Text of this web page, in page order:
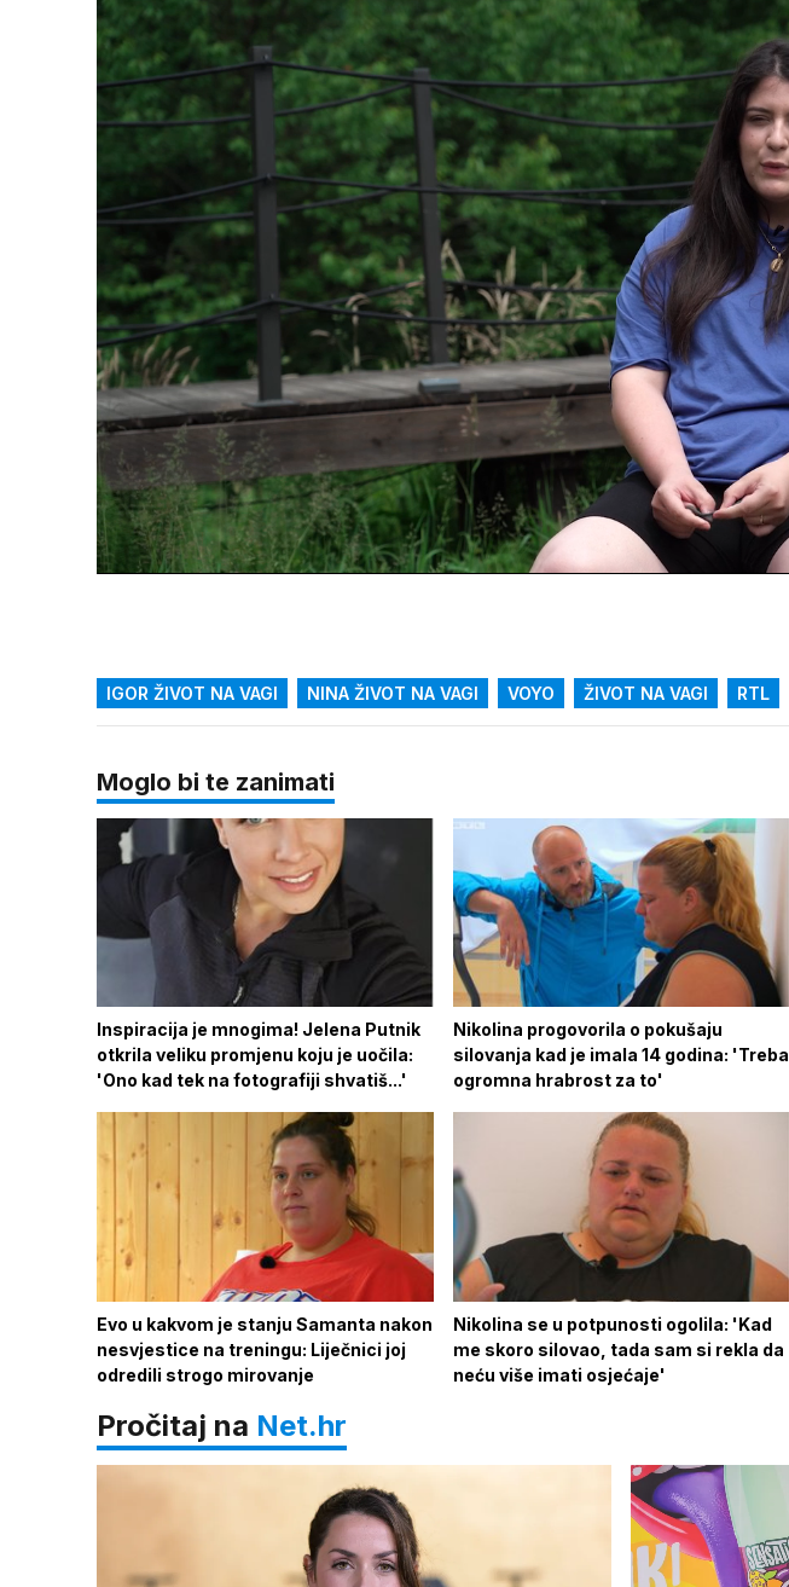
Upali
zvuk
/
Loaded :
74.72%
IGOR ŽIVOT NA VAGI NINA ŽIVOT NA VAGI VOYO ŽIVOT NA VAGI RTL
Moglo bi te zanimati
Inspiracija je mnogima! Jelena Putnik
otkrila veliku promjenu koju je uočila:
'Ono kad tek na fotografiji shvatiš...'
Nikolina progovorila o pokušaju
silovanja kad je imala 14 godina: 'Treba
ogromna hrabrost za to'
Evo u kakvom je stanju Samanta nakon
nesvjestice na treningu: Liječnici joj
odredili strogo mirovanje
Nikolina se u potpunosti ogolila: 'Kad
me skoro silovao, tada sam si rekla da
neću više imati osjećaje'
Pročitaj na Net.hr